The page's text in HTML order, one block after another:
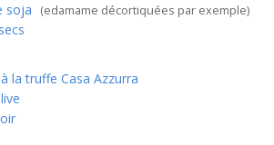
soja (edamame décortiquées par exemple)
la truffe Casa Azzurra